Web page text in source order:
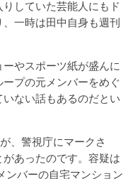
していた芸能人にもド
一時は田中自身も週刊
やスポーツ紙が盛んに
プの元メンバーをめぐ
ない話もあるのだとい
、警視庁にマークさ
あったのです。容疑は
ンバーの自宅マンション